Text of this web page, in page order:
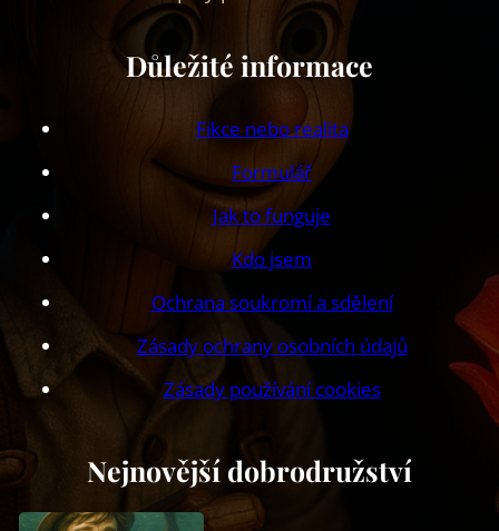
Důležité informace
Fikce nebo realita
Formulář
Jak to funguje
Kdo jsem
Ochrana soukromí a sdělení
Zásady ochrany osobních údajů
Zásady používání cookies
Nejnovější dobrodružství